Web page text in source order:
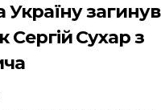
Україну загинув
Сергій Сухар з